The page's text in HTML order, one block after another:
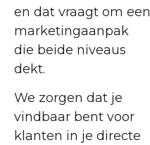
en dat vraagt om een
marketingaanpak
die beide niveaus
dekt.
We zorgen dat je
vindbaar bent voor
klanten in je directe